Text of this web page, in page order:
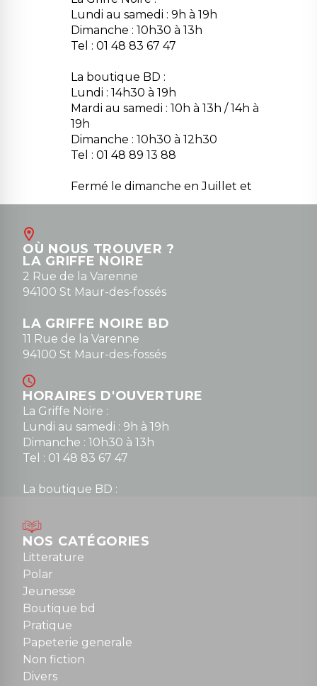
Lundi au samedi : 9h à 19h
Dimanche : 10h30 à 13h
Tel : 01 48 83 67 47
La boutique BD :
Lundi : 14h30 à 19h
Mardi au samedi : 10h à 13h / 14h à
19h
Dimanche : 10h30 à 12h30
Tel : 01 48 89 13 88
Fermé le dimanche en Juillet et
Août
contact@la-griffe-noire.com
0148836747
OÙ NOUS TROUVER ?
LA GRIFFE NOIRE
2 Rue de la Varenne
94100 St Maur-des-fossés
LA GRIFFE NOIRE BD
11 Rue de la Varenne
94100 St Maur-des-fossés
HORAIRES D'OUVERTURE
La Griffe Noire :
Lundi au samedi : 9h à 19h
Dimanche : 10h30 à 13h
Tel : 01 48 83 67 47
La boutique BD :
Mardi au samedi : 10h à 13h / 14h à 19h
Dimanche : 10h30 à 12h30
Tel : 01 48 89 13 88
NOUS CONTACTER
contact@la-griffe-noire.com
NOS CATÉGORIES
Litterature
Polar
Jeunesse
Boutique bd
Pratique
Papeterie generale
Non fiction
Divers